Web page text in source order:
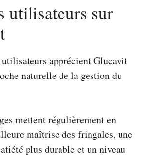
utilisateurs sur
apprécient Glucavit
naturelle de la gestion du
mettent régulièrement en
maîtrise des fringales, une
plus durable et un niveau